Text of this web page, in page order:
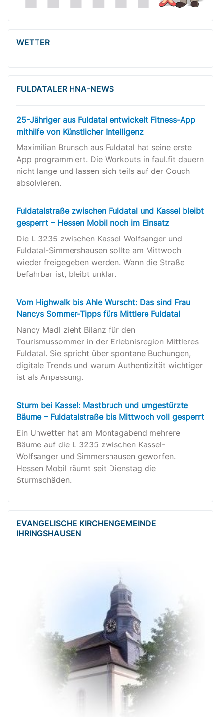
WETTER
FULDATALER HNA-NEWS
25-Jähriger aus Fuldatal entwickelt Fitness-App
mithilfe von Künstlicher Intelligenz
Maximilian Brunsch aus Fuldatal hat seine erste
App programmiert. Die Workouts in faul.fit dauern
nicht lange und lassen sich teils auf der Couch
absolvieren.
Fuldatalstraße zwischen Fuldatal und Kassel bleibt
gesperrt – Hessen Mobil noch im Einsatz
Die L 3235 zwischen Kassel-Wolfsanger und
Fuldatal-Simmershausen sollte am Mittwoch
wieder freigegeben werden. Wann die Straße
befahrbar ist, bleibt unklar.
Vom Highwalk bis Ahle Wurscht: Das sind Frau
Nancys Sommer-Tipps fürs Mittlere Fuldatal
Nancy Madl zieht Bilanz für den
Tourismussommer in der Erlebnisregion Mittleres
Fuldatal. Sie spricht über spontane Buchungen,
digitale Trends und warum Authentizität wichtiger
ist als Anpassung.
Sturm bei Kassel: Mastbruch und umgestürzte
Bäume – Fuldatalstraße bis Mittwoch voll gesperrt
Ein Unwetter hat am Montagabend mehrere
Bäume auf die L 3235 zwischen Kassel-
Wolfsanger und Simmershausen geworfen.
Hessen Mobil räumt seit Dienstag die
Sturmschäden.
EVANGELISCHE KIRCHENGEMEINDE
IHRINGSHAUSEN
Website und die Nutzererfahrung zu verbessern (Tracking